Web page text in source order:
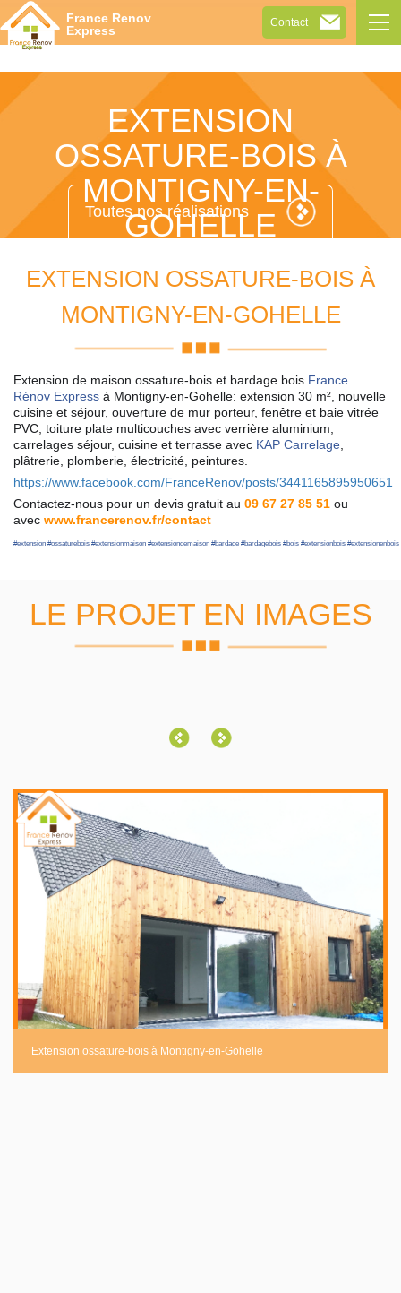
Contact
France Renov
Express
EXTENSION
OSSATURE-BOIS À
MONTIGNY-EN-
GOHELLE
Toutes nos réalisations
EXTENSION OSSATURE-BOIS À
MONTIGNY-EN-GOHELLE
Extension de maison ossature-bois et bardage bois France
Rénov Express à Montigny-en-Gohelle: extension 30 m², nouvelle
cuisine et séjour, ouverture de mur porteur, fenêtre et baie vitrée
PVC, toiture plate multicouches avec verrière aluminium,
carrelages séjour, cuisine et terrasse avec KAP Carrelage
plâtrerie, plomberie, électricité, peintures.
https://www.facebook.com/FranceRenov/posts/3441165895950651
Contactez-nous pour un devis gratuit au 09 67 27 85 51 ou
avec www.francerenov.fr/contact
#extension #ossaturebois #extensionmaison #extensiondemaison #bardage #bardagebois #bois #extensionbois #extensionenbois
LE PROJET EN IMAGES
Extension ossature-bois à Montigny-en-Gohelle